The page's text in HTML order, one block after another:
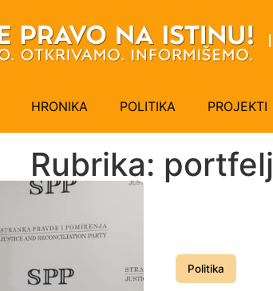
HRONIKA POLITIKA PROJEKTI
Rubrika: portfelj
Politika